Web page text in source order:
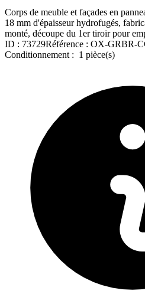
Corps de meuble et façades en
18 mm d'épaisseur hydrofugés,
monté, découpe du 1er tiroir pour
ID : 73729Référence : OX-GRBR-
Conditionnement : 1 pièce(s)